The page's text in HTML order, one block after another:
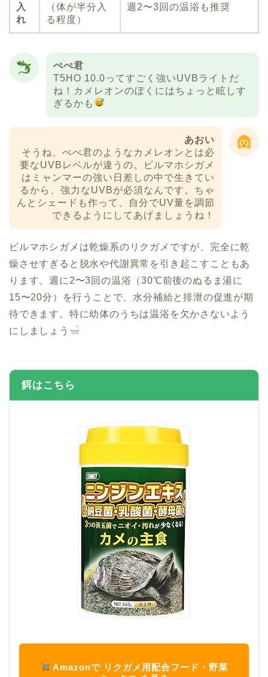
入
れ
（体が半分入
る程度）
週2〜3回の温浴も推奨
ぺぺ君
T5HO 10.0ってすごく強いUVBライトだ
ね！カメレオンのぼくにはちょっと眩しす
ぎるかも
あおい
そうね、ぺぺ君のようなカメレオンとは必
要なUVBレベルが違うの。ビルマホシガメ
はミャンマーの強い日差しの中で生きてい
るから、強力なUVBが必須なんです。ちゃ
んとシェードも作って、自分でUV量を調節
できるようにしてあげましょうね！
ビルマホシガメは乾燥系のリクガメですが、完全に乾
燥させすぎると脱水や代謝異常を引き起こすこともあ
ります。週に2〜3回の温浴（30℃前後のぬるま湯に
15〜20分）を行うことで、水分補給と排泄の促進が期
待できます。特に幼体のうちは温浴を欠かさないよう
にしましょう
餌はこちら
Amazonで リクガメ用配合フード・野菜